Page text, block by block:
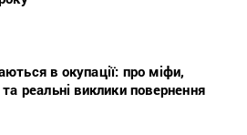
в окупації: про міфи,
реальні виклики повернення